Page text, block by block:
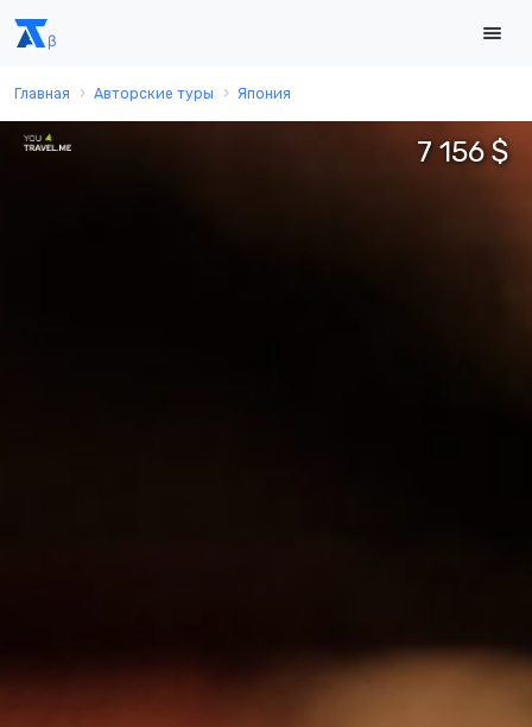
Главная Авторские туры Япония
7 156 $